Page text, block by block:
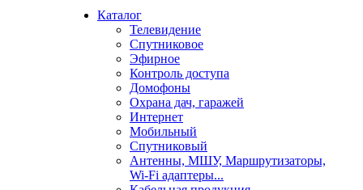
Каталог
Телевидение
Спутниковое
Эфирное
Контроль доступа
Домофоны
Охрана дач, гаражей
Интернет
Мобильный
Спутниковый
Антенны, МШУ, Маршрутизаторы,
Wi-Fi адаптеры...